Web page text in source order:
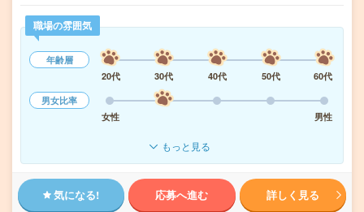
職場の雰囲気
年齢層
20代
30代 40代 50代
60代
男女比率
女性
男性
もっと見る
気になる! 応募へ進む 詳しく見る